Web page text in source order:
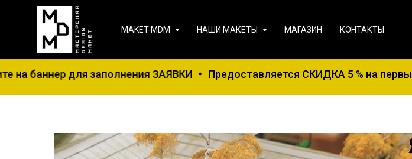
для заполнения ЗАЯВКИ Предоставляется СКИДКА 5 % на первый заказ.
MAKET-MDM НАШИ МАКЕТЫ МАГАЗИН КОНТАКТЫ